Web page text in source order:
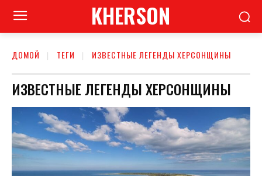
KHERSON
ДОМОЙ ТЕГИ ИЗВЕСТНЫЕ ЛЕГЕНДЫ ХЕРСОНЩИНЫ
ИЗВЕСТНЫЕ ЛЕГЕНДЫ ХЕРСОНЩИНЫ